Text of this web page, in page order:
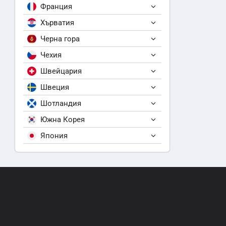
Франция
Хърватия
Черна гора
Чехия
Швейцария
Швеция
Шотландия
Южна Корея
Япония